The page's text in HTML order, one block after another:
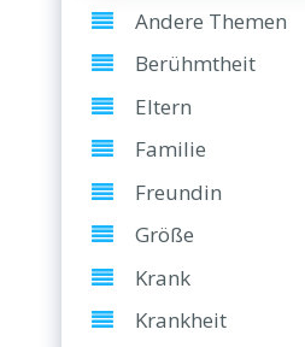
Andere Themen
Berühmtheit
Eltern
Familie
Freundin
Größe
Krank
Krankheit